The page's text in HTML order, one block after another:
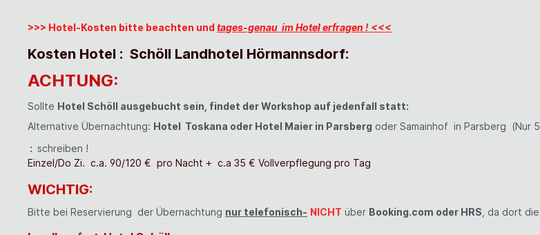
>>> Hotel-Kosten bitte beachten undtages-genau im Hotel erfragen ! <<<
Kosten Hotel : Schöll Landhotel Hörmannsdorf:
ACHTUNG:
Sollte Hotel Schöll ausgebucht sein, findet der Workshop auf jedenfall statt:
Alternative Übernachtung: Hotel Toskana oder Hotel Maier in Parsberg oder Samainhof in Parsberg (Nur
: schreiben !
Einzel/Do Zi. c.a. 90/120 € pro Nacht + c.a 35 € Vollverpflegung pro Tag
WICHTIG:
Bitte bei Reservierung der Übernachtung nur telefonisch- NICHT über Booking.com oder HRS , da dort